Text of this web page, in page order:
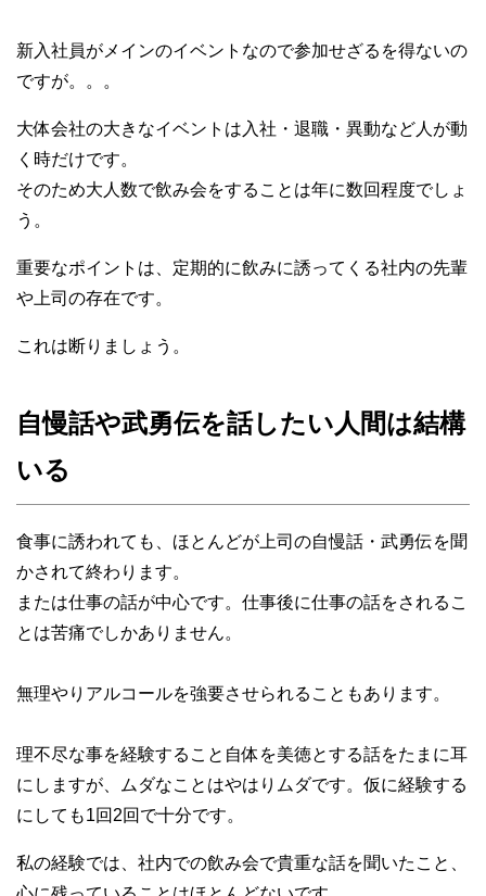
新入社員がメインのイベントなので参加せざるを得ないの
ですが。。。
大体会社の大きなイベントは入社・退職・異動など人が動
く時だけです。
そのため大人数で飲み会をすることは年に数回程度でしょ
う。
重要なポイントは、定期的に飲みに誘ってくる社内の先輩
や上司の存在です。
これは断りましょう。
自慢話や武勇伝を話したい人間は結構
いる
食事に誘われても、ほとんどが上司の自慢話・武勇伝を聞
かされて終わります。
または仕事の話が中心です。仕事後に仕事の話をされるこ
とは苦痛でしかありません。
無理やりアルコールを強要させられることもあります。
理不尽な事を経験すること自体を美徳とする話をたまに耳
にしますが、ムダなことはやはりムダです。仮に経験する
にしても1回2回で十分です。
私の経験では、社内での飲み会で貴重な話を聞いたこと、